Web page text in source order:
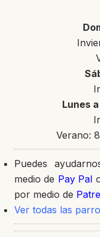
Lunes
Verano:
Puedes
medio de Pay Pal
por medio de
Ver todas las